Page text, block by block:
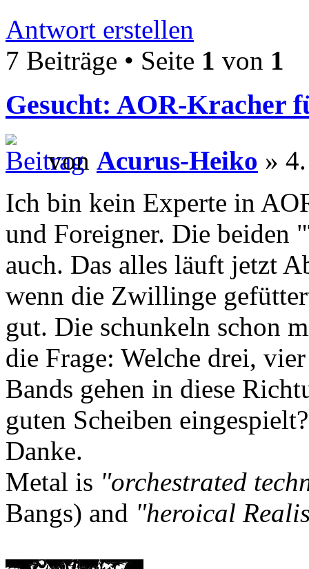
Antwort erstellen
7 Beiträge • Seite 1 von 1
Gesucht: AOR-Kracher
von Acurus-Heiko »
Ich bin kein Experte in
und Foreigner. Die beiden
auch. Das alles läuft jetzt
wenn die Zwillinge
gut. Die schunkeln schon
die Frage: Welche drei,
Bands gehen in diese
guten Scheiben
Danke.
Metal is "orchestrated
Bangs) and "heroical